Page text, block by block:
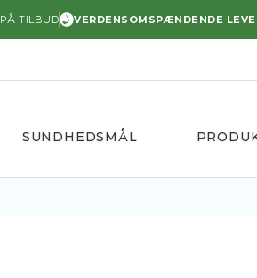
PÅ TILBUD VERDENSOMSPÆNDENDE
SUNDHEDSMÅL